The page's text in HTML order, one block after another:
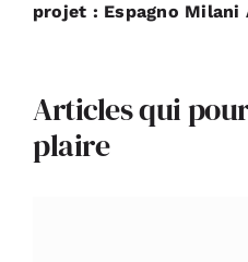
projet : Espagno
Articles qui
plaire